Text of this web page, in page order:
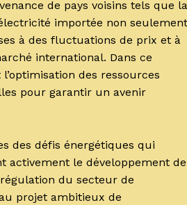
de pays voisins tels que la
importée non seulement
à des fluctuations de prix et à
international. Dans ce
des ressources
pour garantir un avenir
des défis énergétiques qui
activement le développement de
du secteur de
projet ambitieux de